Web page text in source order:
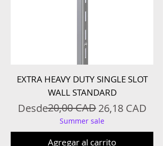
EXTRA HEAVY DUTY SINGLE SLOT
WALL STANDARD
Desde
Precio20,00 CAD 26,18 CAD
Precio de oferta
Summer sale
Agregar al carrito